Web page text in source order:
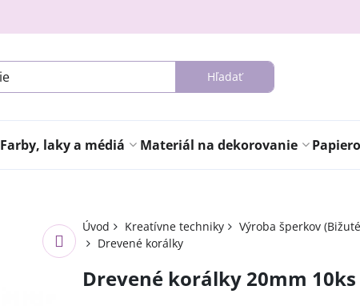
Hľadať
Farby, laky a médiá Materiál na dekorovanie
Úvod Kreatívne techniky Výroba šperkov
Drevené korálky
Drevené korálky 20mm 10ks